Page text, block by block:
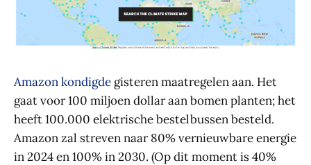
Amazon kondigde gisteren maatregelen aan. Het
gaat voor 100 miljoen dollar aan bomen planten; het
heeft 100.000 elektrische bestelbussen besteld.
Amazon zal streven naar 80% vernieuwbare energie
in 2024 en 100% in 2030. (Op dit moment is 40%